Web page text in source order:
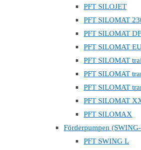
PFT SILOJET
PFT SILOMAT
PFT SILOMAT
PFT SILOMAT
PFT SILOMAT
PFT SILOMAT
PFT SILOMAT
PFT SILOMAT
PFT SILOMAX
Förderpumpen
PFT SWING L